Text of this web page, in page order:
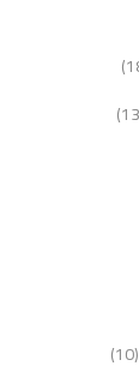
(10)